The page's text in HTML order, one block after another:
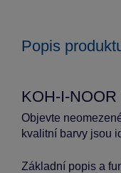
Popis
KOH-I-
Objevte
kvalitní barvy jsou
Základní popis a